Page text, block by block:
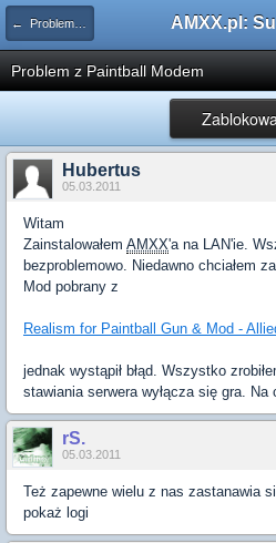
← Problemy z pluginami
Problem z Paintball Modem
Hubertus
05.03.2011
Witam
Zainstalowałem AMXX'a na LAN'ie.
bezproblemowo. Niedawno chciałem
Mod pobrany z
Realism for Paintball Gun & Mod -
jednak wystąpił błąd. Wszystko
stawiania serwera wyłącza się gra.
rS.
05.03.2011
Też zapewne wielu z nas zastanawia
pokaż logi